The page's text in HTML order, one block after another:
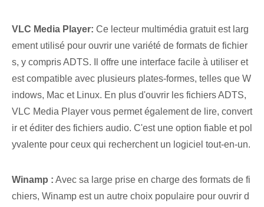
VLC Media Player: Ce lecteur multimédia gratuit est larg
ement utilisé pour ouvrir une variété de formats de fichier
s, y compris ADTS. Il offre une interface facile à utiliser et
est compatible avec plusieurs plates-formes, telles que W
indows, Mac et Linux. En plus d'ouvrir les fichiers ADTS,
VLC Media Player vous permet également de lire, convert
ir et éditer des fichiers audio. C'est une option fiable et pol
yvalente pour ceux qui recherchent un logiciel tout-en-un.
Winamp : Avec sa large prise en charge des formats de fi
chiers, Winamp est un autre choix populaire pour ouvrir d